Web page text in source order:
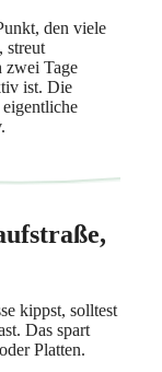
den viele
streut
zwei Tage
ist. Die
kippst, solltest
Das spart
Platten.